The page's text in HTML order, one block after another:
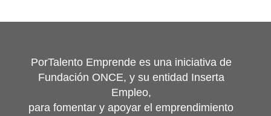
PorTalento Emprende es una iniciativa de
Fundación ONCE, y su entidad Inserta
Empleo,
para fomentar y apoyar el emprendimiento